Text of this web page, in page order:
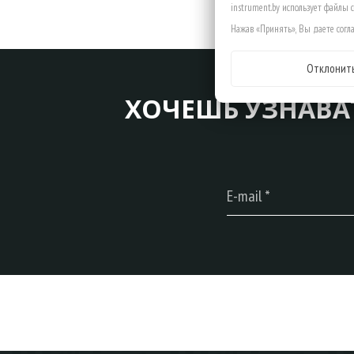
ХОЧЕШЬ
instrument.by использует файлы
Нажав «Принять», Вы даете